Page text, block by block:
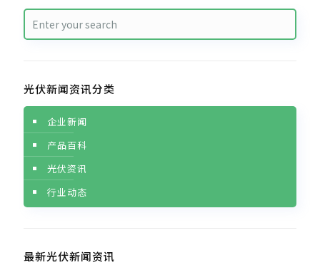
光伏新闻资讯分类
企业新闻
产品百科
光伏资讯
行业动态
最新光伏新闻资讯